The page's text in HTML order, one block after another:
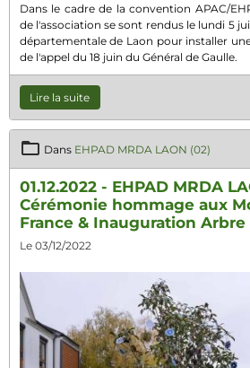
Dans le cadre de la convention APAC/
de l'association se sont rendus le lundi 5
départementale de Laon pour installer
de l'appel du 18 juin du Général de Gaulle.
Lire la suite
Dans EHPAD MRDA LAON (02)
01.12.2022 - EHPAD MRDA
Cérémonie hommage aux
France & Inauguration
Le 03/12/2022